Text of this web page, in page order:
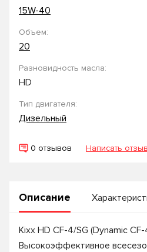
15W-40
Объем:
20
Разновидность масла:
HD
Тип двигателя:
Дизельный
0 отзывов Написать отзыв
Описание
Kixx HD CF-4/SG (Dynamic
Высокоэффективное